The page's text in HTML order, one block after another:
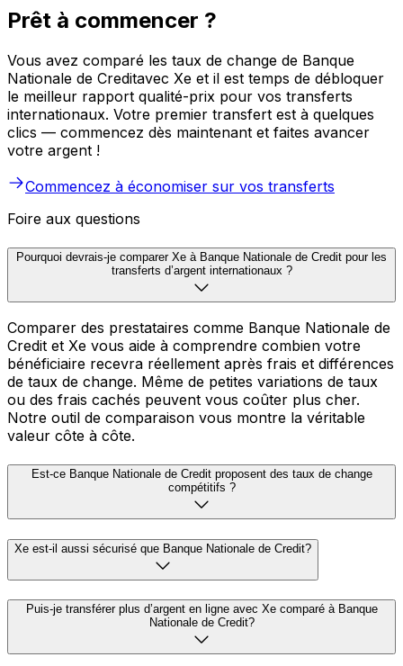
Prêt à commencer ?
Vous avez comparé les taux de change de Banque
Nationale de Creditavec Xe et il est temps de débloquer
le meilleur rapport qualité-prix pour vos transferts
internationaux. Votre premier transfert est à quelques
clics — commencez dès maintenant et faites avancer
votre argent !
Commencez à économiser sur vos transferts
Foire aux questions
Pourquoi devrais-je comparer Xe à Banque Nationale de Credit pour les
transferts d’argent internationaux ?
Comparer des prestataires comme Banque Nationale de
Credit et Xe vous aide à comprendre combien votre
bénéficiaire recevra réellement après frais et différences
de taux de change. Même de petites variations de taux
ou des frais cachés peuvent vous coûter plus cher.
Notre outil de comparaison vous montre la véritable
valeur côte à côte.
Est-ce Banque Nationale de Credit proposent des taux de change
compétitifs ?
Xe est-il aussi sécurisé que Banque Nationale de Credit?
Puis-je transférer plus d’argent en ligne avec Xe comparé à Banque
Nationale de Credit?